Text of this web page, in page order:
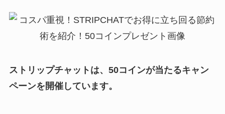
ストリップチャットは、50コインが当たるキャン
ペーンを開催しています。